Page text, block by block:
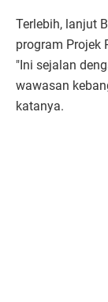
Terlebih, lanjut
program Projek
"Ini sejalan
wawasan
katanya.